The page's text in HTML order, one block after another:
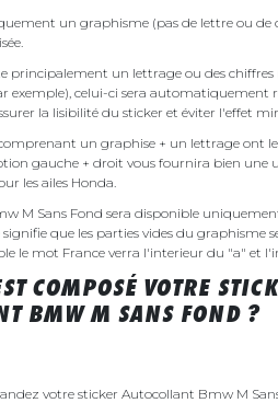
un graphisme (pas de lettre ou de
principalement un lettrage ou des chiffres
exemple), celui-ci sera automatiquement
la lisibilité du sticker et éviter l'effet
un graphise + un lettrage ont
gauche + droit vous fournira bien une
les ailes Honda.
M Sans Fond sera disponible
que les parties vides du graphisme
le mot France verra l'interieur du "a" et
COMPOSÉ VOTRE
BMW M SANS FOND ?
votre sticker Autocollant Bmw M